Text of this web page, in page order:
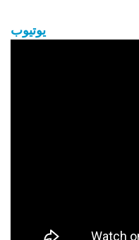
يوتيوب